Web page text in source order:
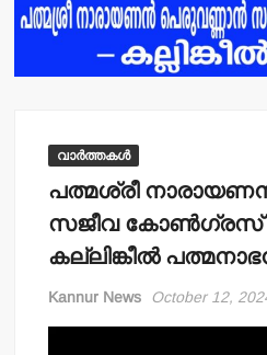
വാർത്തകൾ
പത്മശ്രീ
സജീവ കോണ്‍ഗ്രസ്
കല്ലിങ്കീല്‍
Kannur News October 12,